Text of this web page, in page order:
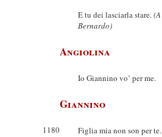
E tu dei lasciarla stare.(A
Bernardo)
Angiolina
Io Giannino vo’ per me.
Giannino
1180 Figlia mia non son per te.